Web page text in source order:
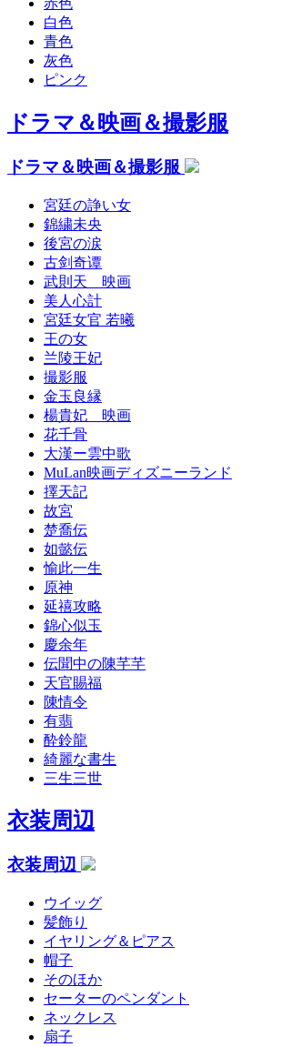
赤色
白色
青色
灰色
ピンク
ドラマ＆映画＆撮影服
ドラマ＆映画＆撮影服
宮廷の諍い女
錦繍未央
後宮の涙
古剑奇谭
武則天 映画
美人心計
宮廷女官 若曦
王の女
兰陵王妃
撮影服
金玉良縁
楊貴妃 映画
花千骨
大漢ー雲中歌
MuLan映画ディズニーランド
擇天記
故宮
楚喬伝
如懿伝
愉此一生
原神
延禧攻略
錦心似玉
慶余年
伝聞中の陳芊芊
天官賜福
陳情令
有翡
酔鈴龍
綺麗な書生
三生三世
衣装周辺
衣装周辺
ウイッグ
髪飾り
イヤリング＆ピアス
帽子
そのほか
セーターのペンダント
ネックレス
扇子